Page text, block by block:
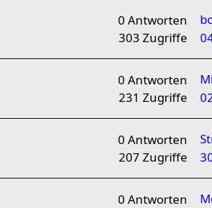
0Antworten
303Zugriffe
0Antworten
231Zugriffe
0Antworten
207Zugriffe
0Antworten